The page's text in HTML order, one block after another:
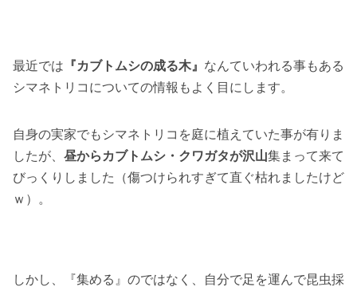
最近では 『カブトムシの成る木』 なんていわれる事もある
シマネトリコについての情報もよく目にします。
自身の実家でもシマネトリコを庭に植えていた事が有りま
したが、 昼からカブトムシ・クワガタが沢山集まって来て
びっくりしました（傷つけられすぎて直ぐ枯れましたけど
ｗ）。
しかし、『集める』のではなく、自分で足を運んで昆虫採